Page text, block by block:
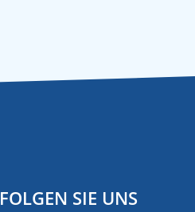
FOLGEN SIE UNS